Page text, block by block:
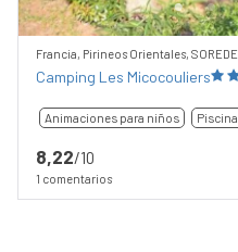
Francia, Pirineos Orientales, SOREDE
Camping Les Micocouliers
Animaciones para niños Piscina
8,22/10
1 comentarios